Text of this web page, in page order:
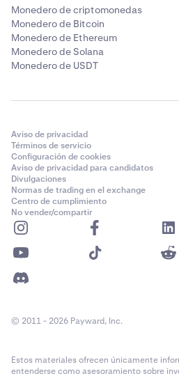
Monedero de criptomonedas
Monedero de Bitcoin
Monedero de Ethereum
Monedero de Solana
Monedero de USDT
Aviso de privacidad
Términos de servicio
Configuración de cookies
Aviso de privacidad para candidatos
Divulgaciones
Normas de trading en el exchange
Centro de cumplimiento
No vender/compartir
© 2011 - 2026 Payward, Inc.
Estos materiales ofrecen únicamente
entenderse como asesoramiento sobre